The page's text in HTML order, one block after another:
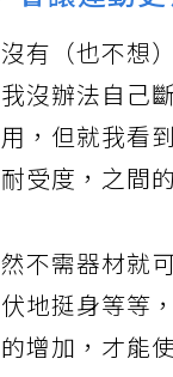
讓運動更
有（也不想
沒辦法自己
，但就我看
受度，之間
不需器材就
地挺身等等
增加，才能